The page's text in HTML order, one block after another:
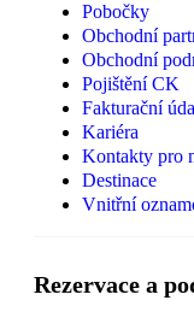
Pobočky
Obchodní
Obchodní
Pojištění CK
Fakturační
Kariéra
Kontakty pro
Destinace
Vnitřní
Rezervace a